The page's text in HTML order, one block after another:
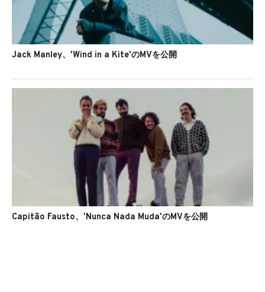
Jack Manley、'Wind in a Kite'のMVを公開
Capitão Fausto、'Nunca Nada Muda'のMVを公開